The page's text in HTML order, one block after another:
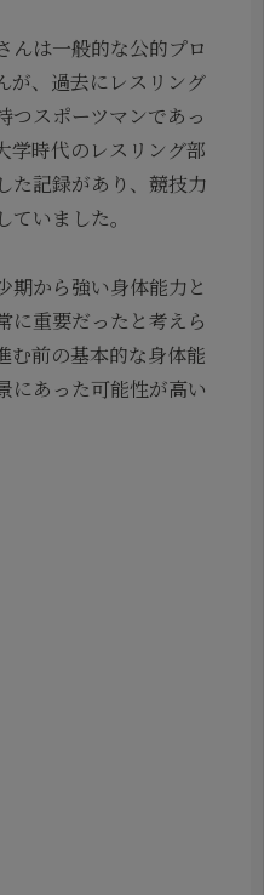
んは一般的な公的プロ
が、過去にレスリング
つスポーツマンであっ
学時代のレスリング部
た記録があり、競技力
いました。
期から強い身体能力と
に重要だったと考えら
む前の基本的な身体能
にあった可能性が高い